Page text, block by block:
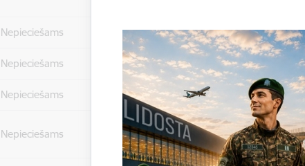
Nepieciešams Nepieciešams tikai
Nepieciešams Sesijas uzturēšana
Nepieciešams Drošības politikas
Nepieciešams
Sīkdatne ir
ziņojumus pēc tam,